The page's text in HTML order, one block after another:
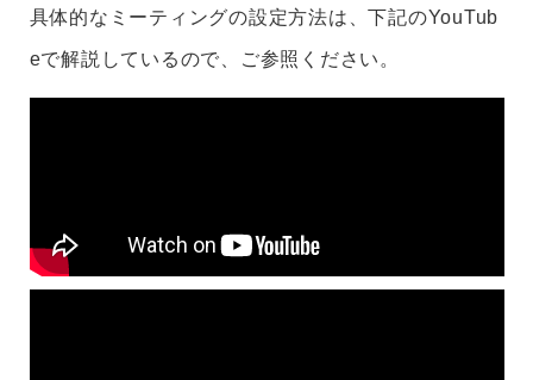
具体的なミーティングの設定方法は、下記のYouTub
eで解説しているので、ご参照ください。